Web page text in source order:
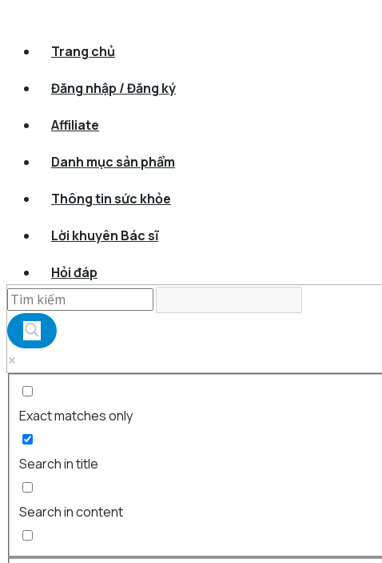
Trang chủ
Đăng nhập / Đăng ký
Affiliate
Danh mục sản phẩm
Thông tin sức khỏe
Lời khuyên Bác sĩ
Hỏi đáp
Exact matches only
Search in title
Search in content